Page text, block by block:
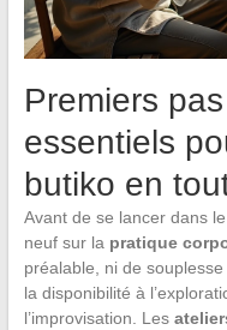
Premiers
essentiels
butiko en
Avant de se lancer dans le
neuf sur la pratique
préalable, ni de
la disponibilité à
l’improvisation. Les